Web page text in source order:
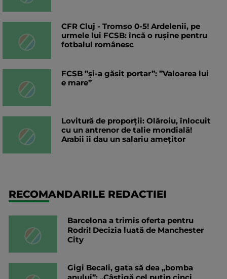
CFR Cluj - Tromso 0-5! Ardelenii, pe
urmele lui FCSB: încă o rușine pentru
fotbalul românesc
FCSB ”și-a găsit portar”: ”Valoarea lui
e mare”
Lovitură de proporții: Olăroiu, înlocuit
cu un antrenor de talie mondială!
Arabii îi dau un salariu amețitor
RECOMANDARILE REDACTIEI
Barcelona a trimis oferta pentru
Rodri! Decizia luată de Manchester
City
Gigi Becali, gata să dea „bomba